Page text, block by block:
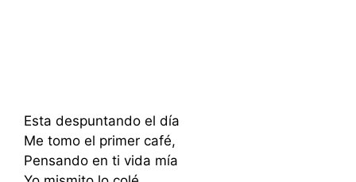
Esta despuntando el día
Me tomo el primer café,
Pensando en ti vida mía